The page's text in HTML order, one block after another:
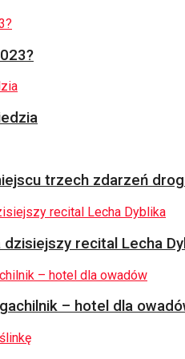
trzech zdarzeń
recital Lecha
– hotel dla